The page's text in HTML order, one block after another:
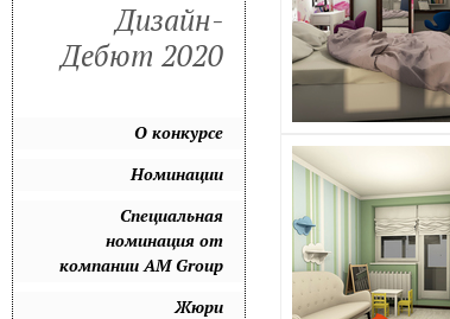
Дизайн-
Дебют 2020
О конкурсе
Номинации
Специальная
номинация от
компании AM Group
Жюри